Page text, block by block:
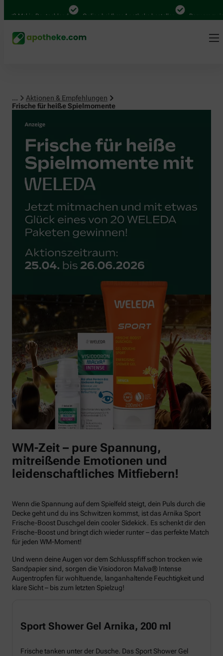
in Deutschland Online bei Ihrer Apotheke bestellen Bequem
...
Aktionen & Empfehlungen
Frische für heiße Spielmomente
WM-Zeit – pure Spannung,
mitreißende Emotionen und
leidenschaftliches Mitfiebern!
Wenn die Spannung auf dem Spielfeld steigt, dein Puls durch die
Decke geht und du ins Schwitzen kommst, ist das Arnika Sport
Frische-Boost Duschgel dein cooler Sidekick. Es schenkt dir den
Frische-Boost und bringt dich wieder runter – das perfekte Match
für jeden WM-Moment!
Und wenn deine Augen vor dem Schlusspfiff schon trocken wie
Sandpapier sind, sorgen die Visiodoron Malva® Intense
Augentropfen für wohltuende, langanhaltende Feuchtigkeit und
klare Sicht – bis zum letzten Spielzug!
Sport Shower Gel Arnika, 200 ml
Frische tanken unter der Dusche. Das Sport Shower Gel